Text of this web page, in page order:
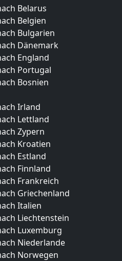
Belarus
Belgien
Bulgarien
Dänemark
England
Portugal
Bosnien
Irland
Lettland
Zypern
Kroatien
Estland
Finnland
Frankreich
Griechenland
Italien
Liechtenstein
Luxemburg
Niederlande
Norwegen